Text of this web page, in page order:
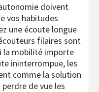
doivent
vos habitudes
une écoute longue
filaires sont
la mobilité importe
ininterrompue, les
comme la solution
de vue les